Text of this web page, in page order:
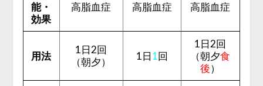
能・
効果
高脂血症 高脂血症 高脂血症
用法
1日2回
（朝夕）
1日1回
1日2回
（朝夕食
後）